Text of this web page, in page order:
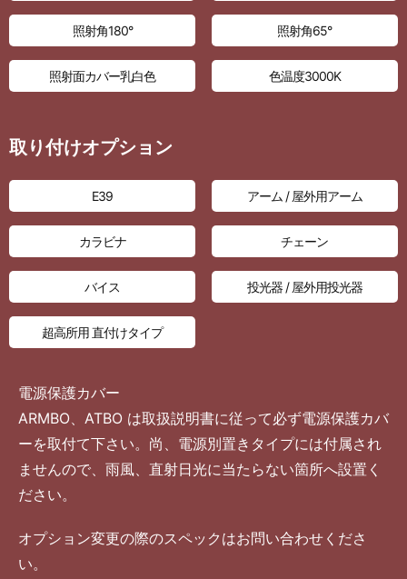
照射角180° 照射角65°
照射面カバー乳白色 色温度3000K
取り付けオプション
E39 アーム / 屋外用アーム
カラビナ チェーン
バイス 投光器 / 屋外用投光器
超高所用 直付けタイプ
電源保護カバー
ARMBO、ATBO は取扱説明書に従って必ず電源保護カバ
ーを取付て下さい。尚、電源別置きタイプには付属され
ませんので、雨風、直射日光に当たらない箇所へ設置く
ださい。
オプション変更の際のスペックはお問い合わせくださ
い。